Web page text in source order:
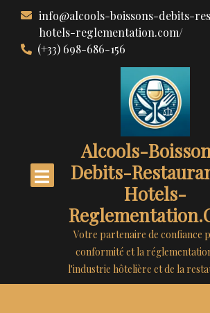
contenu
info@alcools-boissons-debits-
hotels-reglementation.com/
(+33) 698-686-156
Alcools-
Debits-
Hotels-
Votre partenaire de confiance
conformité et la
l'industrie hôtelière et de la